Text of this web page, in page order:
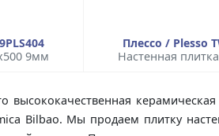
9мм
Плессо / Plesso
Настенная
высококачественная
Bilbao. Мы продаем плитку